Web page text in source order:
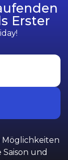
Erster
Möglichkeiten
und